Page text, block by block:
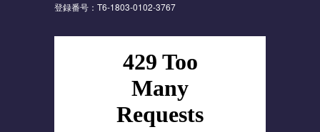
登録番号：T6-1803-0102-3767